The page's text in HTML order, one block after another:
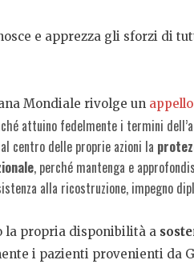
e apprezza gli sforzi di
Mondiale rivolge un appello
attuino fedelmente i termini
centro delle proprie azioni la
, perché mantenga e
alla ricostruzione, impegno
la propria disponibilità a
i pazienti provenienti da